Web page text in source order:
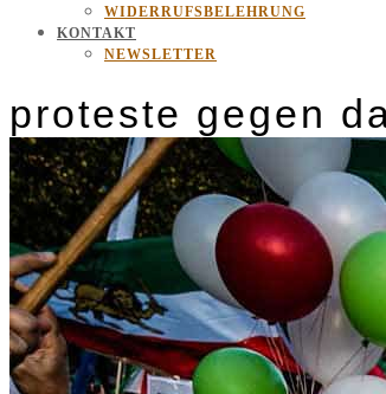
WIDERRUFSBELEHRUNG
KONTAKT
NEWSLETTER
proteste gegen